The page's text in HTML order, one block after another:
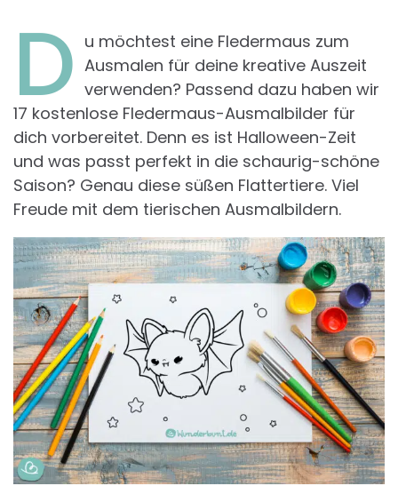
D u möchtest eine Fledermaus zum
Ausmalen für deine kreative Auszeit
verwenden? Passend dazu haben wir
17 kostenlose Fledermaus-Ausmalbilder für
dich vorbereitet. Denn es ist Halloween-Zeit
und was passt perfekt in die schaurig-schöne
Saison? Genau diese süßen Flattertiere. Viel
Freude mit dem tierischen Ausmalbildern.